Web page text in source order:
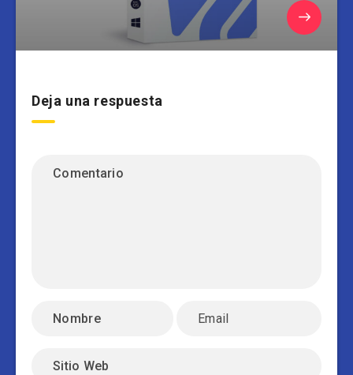
Deja una respuesta